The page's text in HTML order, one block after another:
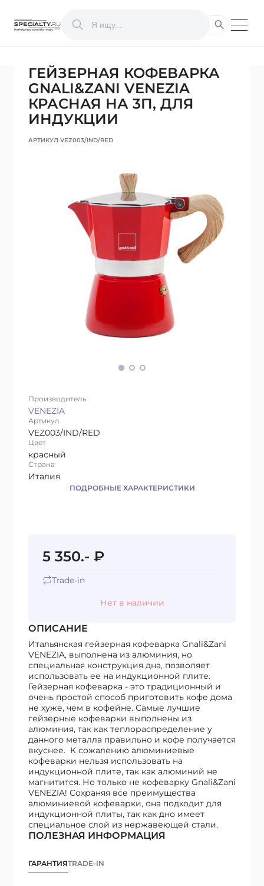
ГЕЙЗЕРНАЯ КОФЕВАРКА
GNALI&ZANI VENEZIA
КРАСНАЯ НА 3П, ДЛЯ
ИНДУКЦИИ
АРТИКУЛ VEZ003/IND/RED
Производитель
VENEZIA
Артикул
VEZ003/IND/RED
Цвет
красный
Страна
Италия
ПОДРОБНЫЕ ХАРАКТЕРИСТИКИ
5 350.- ₽
Trade-in
Нет в наличии
ОПИСАНИЕ
Итальянская гейзерная кофеварка Gnali&Zani
VENEZIA, выполнена из алюминия, но
специальная конструкция дна, позволяет
использовать ее на индукционной плите.
Гейзерная кофеварка - это традиционный и
очень простой способ приготовить кофе дома
не хуже, чем в кофейне. Самые лучшие
гейзерные кофеварки выполнены из
алюминия, так как теплораспределение у
данного металла правильно и кофе получается
вкуснее. К сожалению алюминиевые
кофеварки нельзя использовать на
индукционной плите, так как алюминий не
магнитится. Но только не кофеварку Gnali&Zani
VENEZIA! Сохраняя все преимущества
алюминиевой кофеварки, она подходит для
индукционной плиты, так как дно имеет
специальное слой из нержавеющей стали.
ПОЛЕЗНАЯ ИНФОРМАЦИЯ
ГАРАНТИЯTRADE-IN